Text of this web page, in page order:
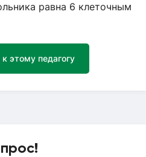
равна 6 клеточным
этому педагогу